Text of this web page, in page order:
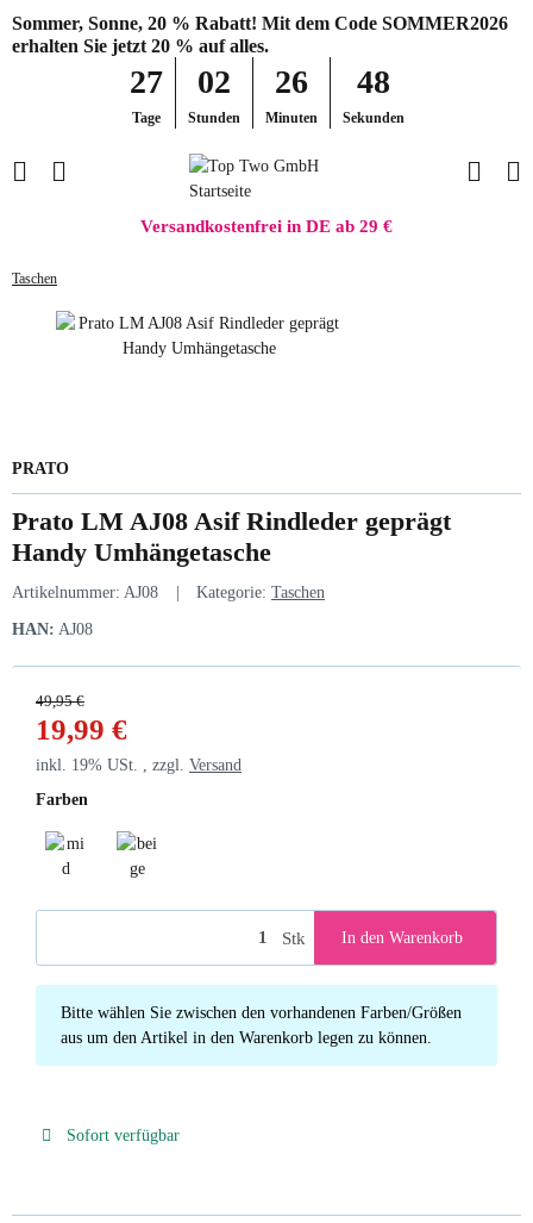
Sommer, Sonne, 20 % Rabatt! Mit dem Code SOMMER2026
erhalten Sie jetzt 20 % auf alles.
27
Tage
02
Stunden
26
Minuten
48
Sekunden
Versandkostenfrei in DE ab 29 €
Taschen
PRATO
Prato LM AJ08 Asif Rindleder geprägt
Handy Umhängetasche
Artikelnummer: AJ08 Kategorie: Taschen
HAN: AJ08
49,95 €
19,99 €
inkl. 19% USt. , zzgl. Versand
Farben
Stk In den Warenkorb
x
Bitte wählen Sie zwischen den vorhandenen Farben/Größen
aus um den Artikel in den Warenkorb legen zu können.
Sofort verfügbar